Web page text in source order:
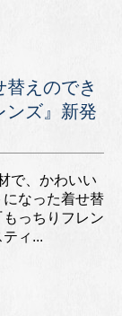
替えのでき
ンズ』新発
で、かわいい
なった着せ替
っちりフレン
ィ...